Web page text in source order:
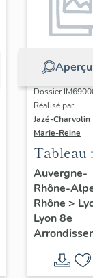
Aperçu
Dossier
Réalisé par
Jazé-Charvolin
Marie-Reine
Tableau :
Orage
Dranse
Auvergne-
Rhône-
Rhône >
Lyon 8e